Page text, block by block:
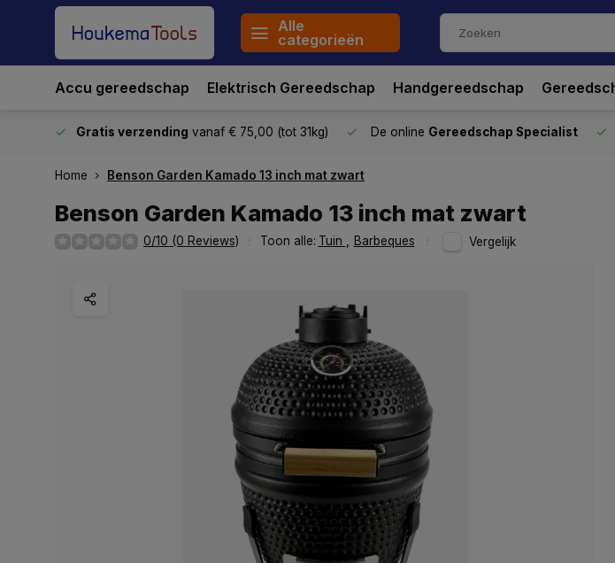
Alle
categorieën
Accu gereedschap Elektrisch Gereedschap Handgereedschap
Gratis verzending vanaf € 75,00 (tot 31kg) De online Gereedschap Specialist
Home Benson Garden Kamado 13 inch mat zwart
Benson Garden Kamado 13 inch mat zwart
0/10 (0 Reviews) Toon alle: Tuin Barbeques Vergelijk